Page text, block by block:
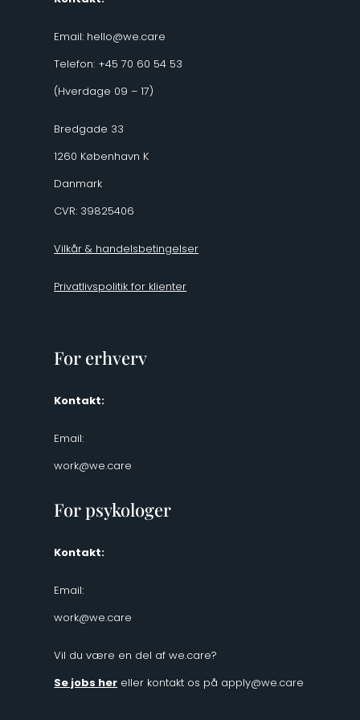
Email: hello@we.care
Telefon: +45 70 60 54 53
(Hverdage 09 – 17)
Bredgade 33
1260 København K
Danmark
CVR: 39825406
Vilkår & handelsbetingelser
Privatlivspolitik for klienter
For erhverv
Kontakt:
Email:
work@we.care
For psykologer
Kontakt:
Email:
work@we.care
Vil du være en del af we.care?
Se jobs her eller kontakt os på apply@we.care